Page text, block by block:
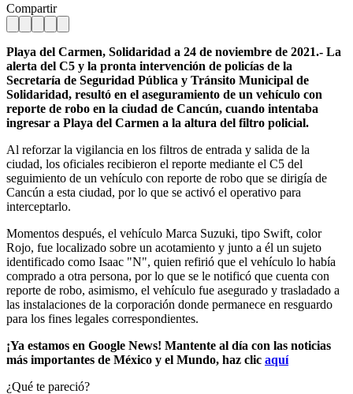
Compartir
Playa del Carmen, Solidaridad a 24 de noviembre de 2021.- La
alerta del C5 y la pronta intervención de policías de la
Secretaría de Seguridad Pública y Tránsito Municipal de
Solidaridad, resultó en el aseguramiento de un vehículo con
reporte de robo en la ciudad de Cancún, cuando intentaba
ingresar a Playa del Carmen a la altura del filtro policial.
Al reforzar la vigilancia en los filtros de entrada y salida de la
ciudad, los oficiales recibieron el reporte mediante el C5 del
seguimiento de un vehículo con reporte de robo que se dirigía de
Cancún a esta ciudad, por lo que se activó el operativo para
interceptarlo.
Momentos después, el vehículo Marca Suzuki, tipo Swift, color
Rojo, fue localizado sobre un acotamiento y junto a él un sujeto
identificado como Isaac "N", quien refirió que el vehículo lo había
comprado a otra persona, por lo que se le notificó que cuenta con
reporte de robo, asimismo, el vehículo fue asegurado y trasladado a
las instalaciones de la corporación donde permanece en resguardo
para los fines legales correspondientes.
¡Ya estamos en Google News! Mantente al día con las noticias
más importantes de México y el Mundo, haz clic aquí
¿Qué te pareció?